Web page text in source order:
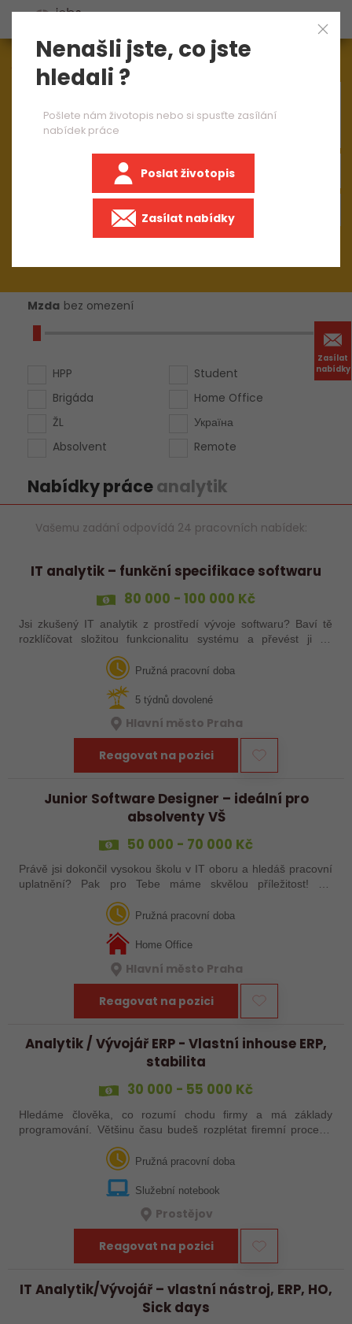
Zasílat
nabídky
Aktuálně1544nabídek práce
Mzda bez omezení
HPP
Brigáda
ŽL
Absolvent
Student
Home Office
Україна
Remote
Nabídky práceanalytik
Vašemu zadání odpovídá 24 pracovních nabídek:
IT analytik – funkční specifikace softwaru
80 000 - 100 000 Kč
Jsi zkušený IT analytik z prostředí vývoje softwaru? Baví tě
rozklíčovat složitou funkcionalitu systému a převést ji do
srozumitelné specifikace pro vývojáře? Přidej se k nám!
Pružná pracovní doba
5 týdnů dovolené
Hlavní město Praha
Reagovat na pozici
Junior Software Designer – ideální pro
absolventy VŠ
50 000 - 70 000 Kč
Právě jsi dokončil vysokou školu v IT oboru a hledáš pracovní
uplatnění? Pak pro Tebe máme skvělou příležitost! Do
odvětví hledáme Junior…Pružná pracovní doba
Home Office
Hlavní město Praha
Reagovat na pozici
Analytik / Vývojář ERP - Vlastní inhouse ERP,
stabilita
30 000 - 55 000 Kč
Hledáme člověka, co rozumí chodu firmy a má základy
programování. Většinu času budeš rozplétat firemní procesy,
navrhovat řešení a pak je převést do našeho nástroje, který tě
naučíme. Dostaneš…
Pružná pracovní doba
Služební notebook
Prostějov
Reagovat na pozici
IT Analytik/Vývojář – vlastní nástroj, ERP, HO,
Sick days
Nenašli jste, co jste
hledali ?
Pošlete nám životopis nebo si spusťte zasílání
nabídek práce
Poslat životopis
Zasílat nabídky